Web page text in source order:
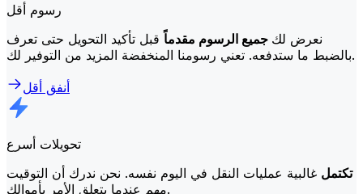
رسوم أقل
نعرض لك جميع الرسوم مقدماًقبل تأكيد التحويل حتى تعرف
بالضبط ما ستدفعه. تعني رسومنا المنخفضة المزيد من التوفير لك.
أنفق أقل
تحويلات أسرع
تكتمل غالبية عمليات النقل في اليوم نفسه. نحن ندرك أن التوقيت
مهم عندما يتعلق الأمر بأموالك.